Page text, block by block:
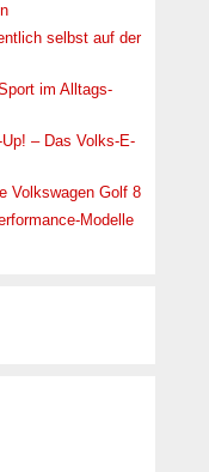
selbst auf der
im Alltags-
– Das Volks-E-
Volkswagen Golf 8
Modelle